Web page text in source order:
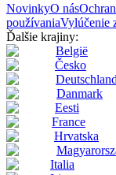
NovinkyO nás
používaniaVylúčenie
Ďalšie krajiny:
België
Česko
Deutschland
Danmark
Eesti
France
Hrvatska
Italia